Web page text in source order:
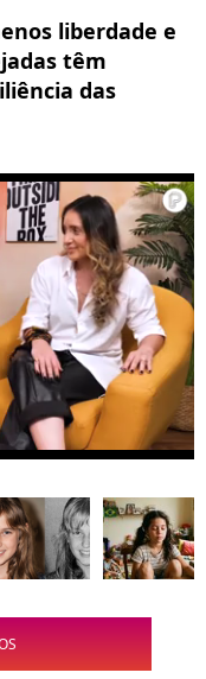
liberdade e
têm
das